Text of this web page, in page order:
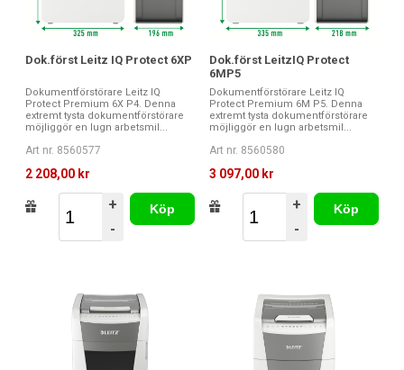
Dok.först Leitz IQ Protect 6XP
Dokumentförstörare Leitz IQ
Protect Premium 6X P4. Denna
extremt tysta dokumentförstörare
möjliggör en lugn arbetsmil...
Art nr. 8560577
2 208,00 kr
+
-
Köp
Dok.först LeitzIQ Protect
6MP5
Dokumentförstörare Leitz IQ
Protect Premium 6M P5. Denna
extremt tysta dokumentförstörare
möjliggör en lugn arbetsmil...
Art nr. 8560580
3 097,00 kr
+
-
Köp